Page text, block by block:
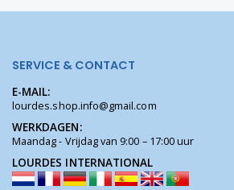
SERVICE & CONTACT
E-MAIL:
lourdes.shop.info@gmail.com
WERKDAGEN:
Maandag - Vrijdag van 9:00 – 17:00 uur
LOURDES INTERNATIONAL